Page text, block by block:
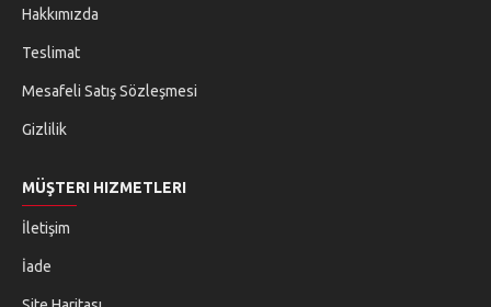
Hakkımızda
Teslimat
Mesafeli Satış Sözleşmesi
Gizlilik
MÜŞTERI HIZMETLERI
İletişim
İade